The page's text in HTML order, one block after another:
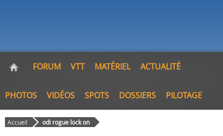
FORUM VTT MATÉRIEL ACTUALITÉ
PHOTOS VIDÉOS SPOTS DOSSIERS PILOTAGE
Accueil odi rogue lock on